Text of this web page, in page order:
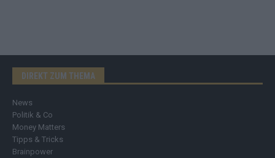
DIREKT ZUM THEMA
News
Politik & Co
Money Matters
Tipps & Tricks
Brainpower